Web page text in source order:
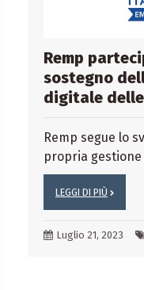
Remp
sostegno
digitale
Remp segue lo
propria gestione
LEGGI DI PIÙ
Luglio 21, 2023